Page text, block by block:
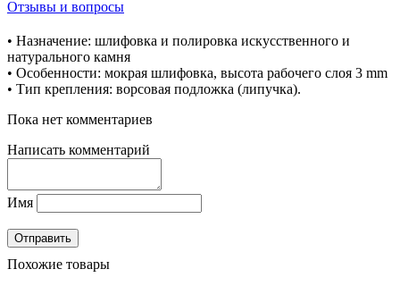
Отзывы и вопросы
• Назначение: шлифовка и полировка искусственного и
натурального камня
• Особенности: мокрая шлифовка, высота рабочего слоя 3 mm
• Тип крепления: ворсовая подложка (липучка).
Пока нет комментариев
Написать комментарий
Имя
Похожие товары